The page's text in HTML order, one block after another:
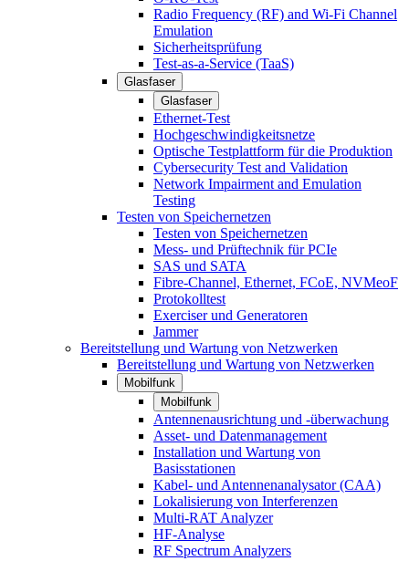
Radio Frequency (RF) and Wi-Fi Channel
Emulation
Sicherheitsprüfung
Test-as-a-Service (TaaS)
Glasfaser
Glasfaser
Ethernet-Test
Hochgeschwindigkeitsnetze
Optische Testplattform für die Produktion
Cybersecurity Test and Validation
Network Impairment and Emulation
Testing
Testen von Speichernetzen
Testen von Speichernetzen
Mess- und Prüftechnik für PCIe
SAS und SATA
Fibre-Channel, Ethernet, FCoE, NVMeoF
Protokolltest
Exerciser und Generatoren
Jammer
Bereitstellung und Wartung von Netzwerken
Bereitstellung und Wartung von Netzwerken
Mobilfunk
Mobilfunk
Antennenausrichtung und -überwachung
Asset- und Datenmanagement
Installation und Wartung von
Basisstationen
Kabel- und Antennenanalysator (CAA)
Lokalisierung von Interferenzen
Multi-RAT Analyzer
HF-Analyse
RF Spectrum Analyzers